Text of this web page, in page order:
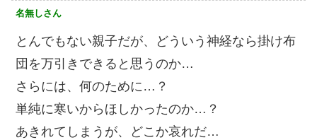
名無しさん
とんでもない親子だが、どういう神経なら掛け布
団を万引きできると思うのか…
さらには、何のために…？
単純に寒いからほしかったのか…？
あきれてしまうが、どこか哀れだ…